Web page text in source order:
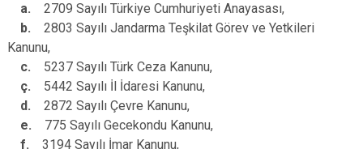
a.
2709 Sayılı Türkiye Cumhuriyeti Anayasası,
b. 2803 Sayılı Jandarma Teşkilat Görev ve Yetkileri
Kanunu,
c.
5237 Sayılı Türk Ceza Kanunu,
ç.
5442 Sayılı İl İdaresi Kanunu,
d. 2872 Sayılı Çevre Kanunu,
e.
775 Sayılı Gecekondu Kanunu,
f.
3194 Sayılı İmar Kanunu,